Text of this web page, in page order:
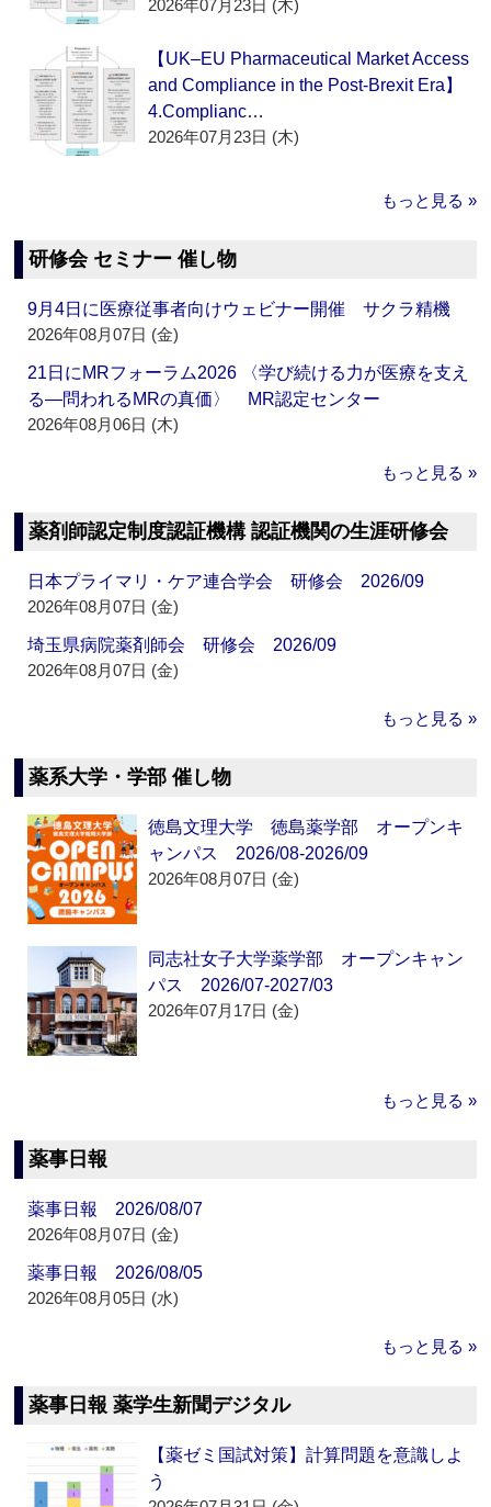
2026年07月23日 (木)
【UK–EU Pharmaceutical Market Access
and Compliance in the Post-Brexit Era】
4.Complianc…
2026年07月23日 (木)
もっと見る »
研修会 セミナー 催し物
9月4日に医療従事者向けウェビナー開催 サクラ精機
2026年08月07日 (金)
21日にMRフォーラム2026 〈学び続ける力が医療を支え
る―問われるMRの真価〉 MR認定センター
2026年08月06日 (木)
もっと見る »
薬剤師認定制度認証機構 認証機関の生涯研修会
日本プライマリ・ケア連合学会 研修会 2026/09
2026年08月07日 (金)
埼玉県病院薬剤師会 研修会 2026/09
2026年08月07日 (金)
もっと見る »
薬系大学・学部 催し物
徳島文理大学 徳島薬学部 オープンキ
ャンパス 2026/08-2026/09
2026年08月07日 (金)
同志社女子大学薬学部 オープンキャン
パス 2026/07-2027/03
2026年07月17日 (金)
もっと見る »
薬事日報
薬事日報 2026/08/07
2026年08月07日 (金)
薬事日報 2026/08/05
2026年08月05日 (水)
もっと見る »
薬事日報 薬学生新聞デジタル
【薬ゼミ国試対策】計算問題を意識しよ
う